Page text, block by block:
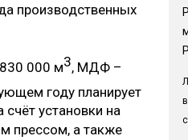
производственных
000 м3, МДФ –
году планирует
установки на
прессом, а также